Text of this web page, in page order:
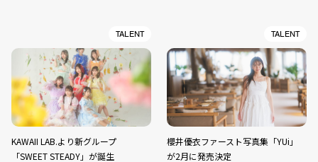
TALENT
KAWAII LAB.より新グループ
「SWEET STEADY」が誕生
TALENT
櫻井優衣ファースト写真集「YUi」
が2月に発売決定